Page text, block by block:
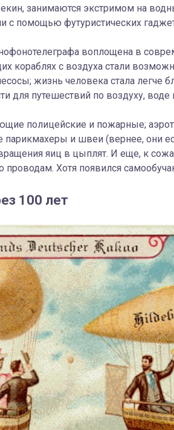
занимаются экстримом на
с помощью футуристических
воплощена в
кораблях с воздуха стали
жизнь человека стала легче
для путешествий по воздуху, воде
полицейские и пожарные;
парикмахеры и швеи (вернее, они
яиц в цыплят. И еще, к
проводам. Хотя появился
100 лет